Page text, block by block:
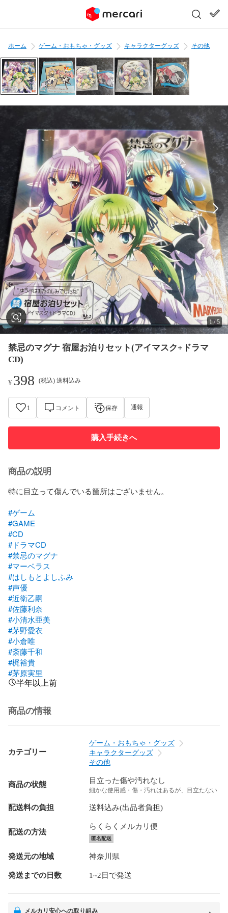
ホーム ゲーム・おもちゃ・グッズ キャラクターグッズ その他
1/5
禁忌のマグナ 宿屋お泊りセット(アイマスク+ドラマ
CD)
¥398 (税込) 送料込み
1 コメント 保存 通報
購入手続きへ
商品の説明
特に目立って傷んでいる箇所はございません。
#ゲーム
#GAME
#CD
#ドラマCD
#禁忌のマグナ
#マーベラス
#はしもとよしふみ
#声優
#近衛乙嗣
#佐藤利奈
#小清水亜美
#茅野愛衣
#小倉唯
#斎藤千和
#梶裕貴
#茅原実里
半年以上前
商品の情報
カテゴリー
ゲーム・おもちゃ・グッズ
キャラクターグッズ
その他
商品の状態 目立った傷や汚れなし
細かな使用感・傷・汚れはあるが、目立たない
配送料の負担 送料込み(出品者負担)
配送の方法
らくらくメルカリ便
匿名配送
発送元の地域 神奈川県
発送までの日数 1~2日で発送
メルカリ安心への取り組み